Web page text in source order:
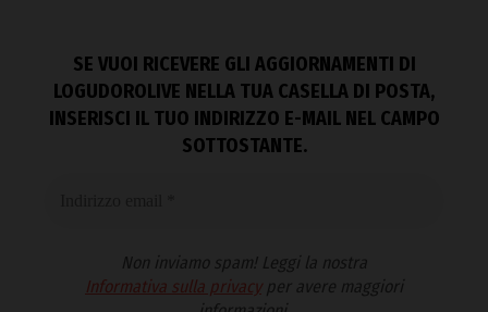
SE VUOI RICEVERE GLI AGGIORNAMENTI DI
LOGUDOROLIVE NELLA TUA CASELLA DI POSTA,
INSERISCI IL TUO INDIRIZZO E-MAIL NEL CAMPO
SOTTOSTANTE.
Non inviamo spam! Leggi la nostra
Informativa sulla privacyper avere maggiori